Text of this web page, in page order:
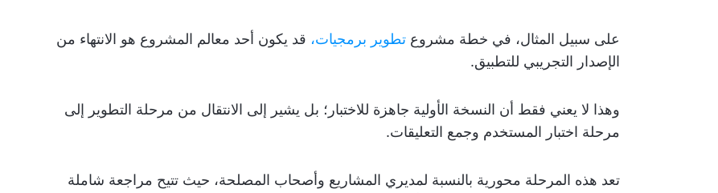
على سبيل المثال، في خطة مشروع تطوير برمجيات، قد يكون أحد معالم المشروع هو الانتهاء من
الإصدار التجريبي للتطبيق.
وهذا لا يعني فقط أن النسخة الأولية جاهزة للاختبار؛ بل يشير إلى الانتقال من مرحلة التطوير إلى
مرحلة اختبار المستخدم وجمع التعليقات.
تعد هذه المرحلة محورية بالنسبة لمديري المشاريع وأصحاب المصلحة، حيث تتيح مراجعة شاملة